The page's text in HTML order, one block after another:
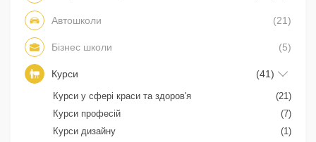
Автошколи (21)
Бізнес школи (5)
Курси (41)
Курси у сфері краси та здоров'я
(21)
Курси професій
(7)
Курси дизайну
(1)